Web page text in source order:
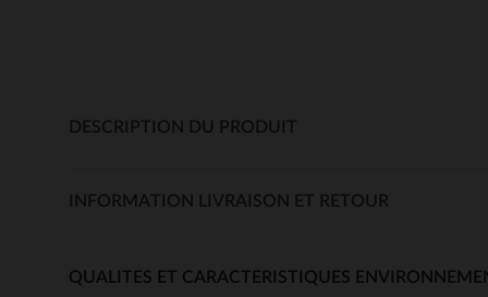
DESCRIPTION DU PRODUIT
INFORMATION LIVRAISON ET RETOUR
QUALITES ET CARACTERISTIQUES